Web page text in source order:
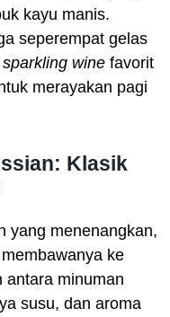
kayu manis.
seperempat gelas
sparkling wine favorit
merayakan pagi
Klasik
yang menenangkan,
ke
antara minuman
susu, dan aroma